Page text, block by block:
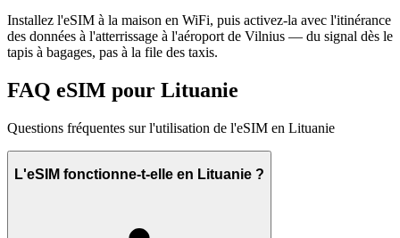
Installez l'eSIM à la maison en WiFi, puis activez-la avec l'itinérance
des données à l'atterrissage à l'aéroport de Vilnius — du signal dès le
tapis à bagages, pas à la file des taxis.
FAQ eSIM pour Lituanie
Questions fréquentes sur l'utilisation de l'eSIM en Lituanie
L'eSIM fonctionne-t-elle en Lituanie ?